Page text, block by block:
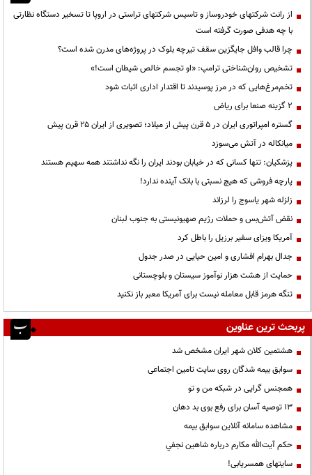
از رانت‌ شرکتهای خودروساز و تاسیس شرکتهای تراستی در اروپا تا تسخیر دستگاه نظارتی
با چه هدفی صورت گرفته است
چرا قالب وافل جایگزین سقف تیرچه بلوک در پروژه‌های مدرن شده است؟
تشخیص روان‌شناختی ترامپ: «او تجسم خالص شیطان است!»
تخم‌مرغ‌هایی که در مرز پوسیدند تا اقتدار اداری اثبات شود
۲ گزینه صنعا برای ریاض
گستره امپراتوری ایران در ۵ قرن پیش از میلاد؛ تصویری از ایران ۲۵ قرن پیش
میانکاله در آتش می‌سوزد
پزشکیان: تنها کسانی که در خیابان بودند ایران را نگه نداشتند همه سهیم هستند
پارچه فروشی که هیچ نسبتی با بانک آینده ندارد!
زلزله شهر یاسوج را لرزاند
نقض آتش‌بس و حملات رژیم صهیونیستی به جنوب لبنان
آمریکا ویزای سفیر برزیل را باطل کرد
جدال بهرام افشاری و امین حیایی در صدر جدول
حمایت از هشت هزار نوآموز سیستان و بلوچستانی
تنگه هرمز قابل معامله نیست برای آمریکا معبر باز نکنید
پربحث ترین عناوین
هشتمین کلان شهر ایران مشخص شد
سوابق بیمه شدگان روی سایت تامین اجتماعی
همجنس گرایی در شبکه من و تو
13 توصیه آسان برای رفع بوی بد دهان
مشاهده سامانه آنلاين سوابق بیمه
حكم آيت‌الله مكارم درباره شاهين نجفي
سایتهای همسریابی!